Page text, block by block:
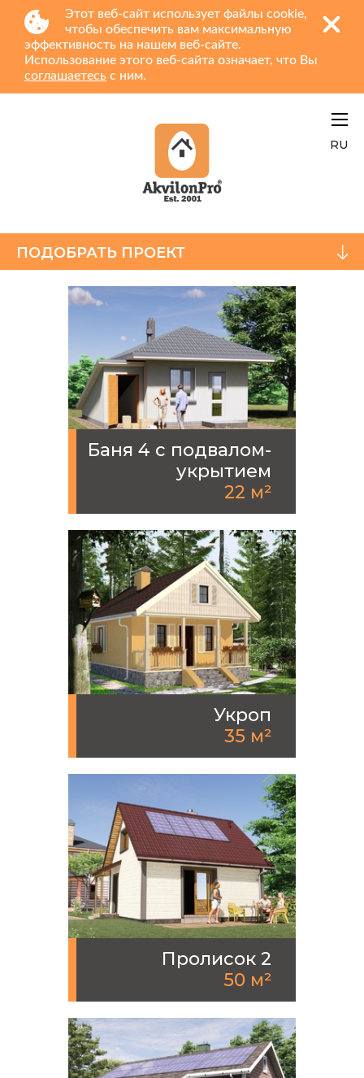
Этот веб-сайт использует файлы cookie,
чтобы обеспечить вам максимальную
эффективность на нашем веб-сайте.
Использование этого веб-сайта означает, что Вы
соглашаетесь с ним.
RU
ПОДОБРАТЬ ПРОЕКТ
Баня 4 с подвалом-
укрытием
22 м²
Укроп
35 м²
Пролисок 2
50 м²